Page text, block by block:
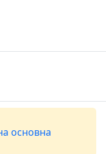
основна